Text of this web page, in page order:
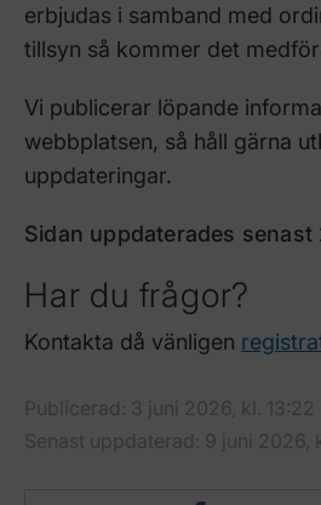
erbjudas i samband med
tillsyn så kommer det
Vi publicerar löpande
webbplatsen, så håll gärna
uppdateringar.
Sidan uppdaterades
Har du frågor?
Kontakta då vänligen
Publicerad: 3 juni 2026, kl. 13:22
Senast uppdaterad: 9 juni 2026,